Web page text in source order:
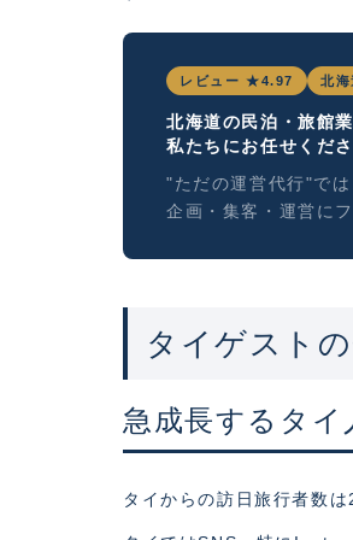
レビュー ★4.97 北海
北海道の民泊・旅館業
私たちにお任せくださ
"ただの運営代行"では
企画・集客・運営に
タイゲスト
急成長するタイ
タイからの訪日旅行者数